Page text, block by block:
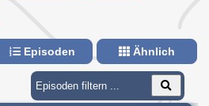
Episoden Ähnlich